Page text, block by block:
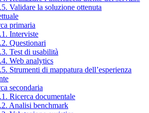
Validare la soluzione ottenuta
primaria
Interviste
Questionari
Test di usabilità
Web analytics
Strumenti di mappatura dell’esperienza
secondaria
Ricerca documentale
Analisi benchmark